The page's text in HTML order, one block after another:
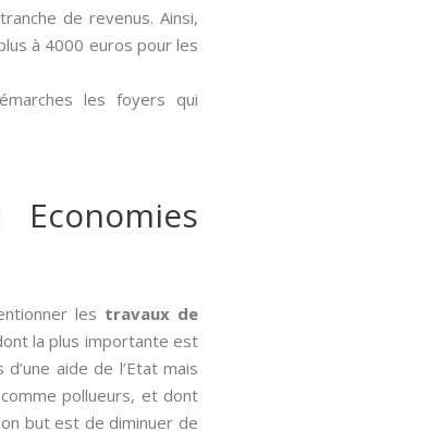
de revenus. Ainsi,
à 4000 euros pour les
les foyers qui
les travaux de
la plus importante est
aide de l’Etat mais
pollueurs, et dont
but est de diminuer de